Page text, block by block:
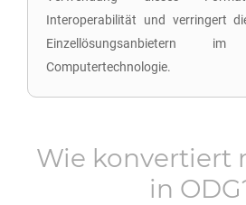
Interoperabilität und verringert
Einzellösungsanbietern
Computertechnologie.
Wie konvertiert
in ODG